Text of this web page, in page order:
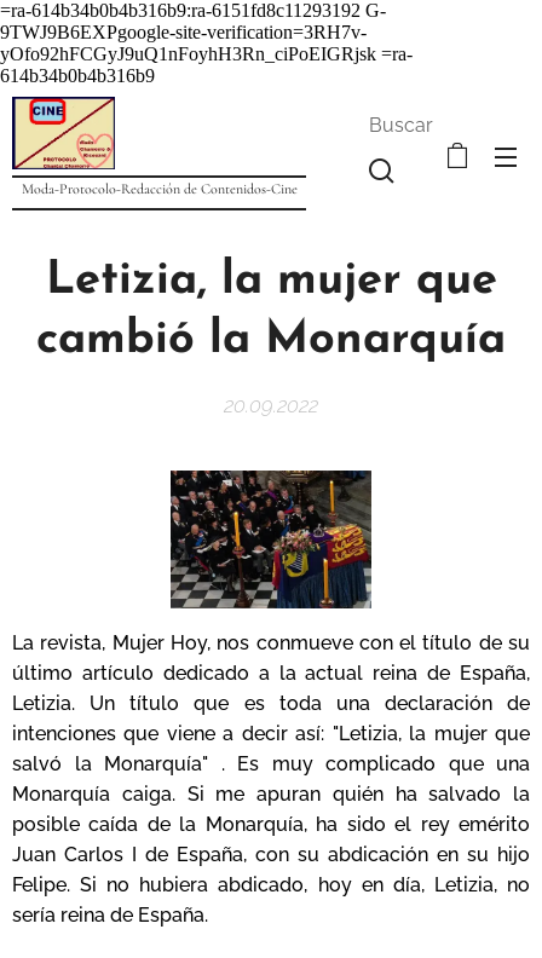
=ra-614b34b0b4b316b9:ra-6151fd8c11293192 G-
9TWJ9B6EXPgoogle-site-verification=3RH7v-
yOfo92hFCGyJ9uQ1nFoyhH3Rn_ciPoEIGRjsk =ra-
614b34b0b4b316b9
Moda-Protocolo-Redacción de Contenidos-Cine
Buscar
Letizia, la mujer que
cambió la Monarquía
20.09.2022
La revista, Mujer Hoy, nos conmueve con el título de su
último artículo dedicado a la actual reina de España,
Letizia. Un título que es toda una declaración de
intenciones que viene a decir así: "Letizia, la mujer que
salvó la Monarquía" . Es muy complicado que una
Monarquía caiga. Si me apuran quién ha salvado la
posible caída de la Monarquía, ha sido el rey emérito
Juan Carlos I de España, con su abdicación en su hijo
Felipe. Si no hubiera abdicado, hoy en día, Letizia, no
sería reina de España.